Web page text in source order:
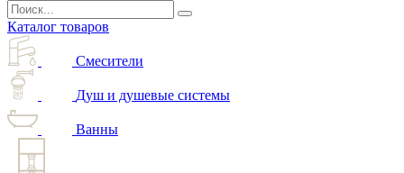
Каталог товаров
Смесители
Душ и душевые системы
Ванны